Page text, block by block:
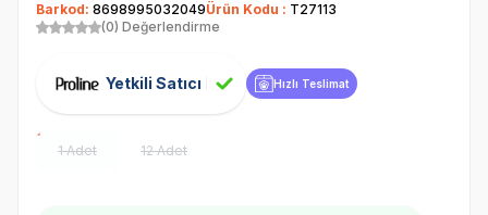
Barkod: 8698995032049Ürün Kodu : T27113
(0) Değerlendirme
Yetkili Satıcı Hızlı Teslimat
1 Adet 12 Adet